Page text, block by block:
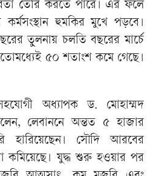
তৈরি করতে পারে। এর ফলে
কর্মসংস্থান হুমকির মুখে পড়বে।
তুলনায় চলতি বছরের মার্চে
ইতোমধ্যেই ৫০ শতাংশ কমে গেছে।
সহযোগী অধ্যাপক ড. মোহাম্মদ
লেবাননে অন্তত ৫ হাজার
হারিয়েছেন। সৌদি আরবের
কমিয়েছে। যুদ্ধ শুরু হওয়ার পর